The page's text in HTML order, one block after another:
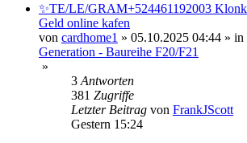
✨TE/LE/GRAM+524461192003
Geld online kafen
von cardhome1 » 05.10.2025 04:44 » in
Generation - Baureihe F20/F21
»
3 Antworten
381 Zugriffe
Letzter Beitrag von FrankJScott
Gestern 15:24